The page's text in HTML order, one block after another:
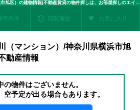
セントラルパレス二俣川（神奈川県 横浜市旭区）の建物情報|不動産賃貸の物件探しは、お部屋探しのエイブル
存条件 閲覧履歴 お気に入り
（マンション）/神奈川県横浜市旭
動産情報
の物件はございません。
空予定が出る場合もあります。